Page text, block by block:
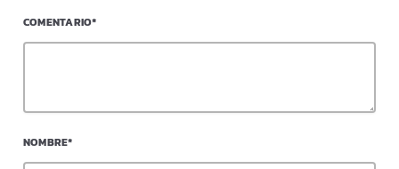
COMENTARIO*
NOMBRE*